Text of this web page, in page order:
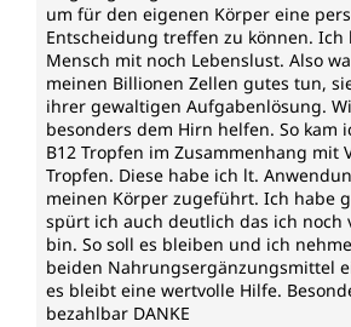
Vitamin B12
(Cobalamin) trägt bei zur/zum
normalen
normalen Funktion des
normalen Homocystein-
normalen psychischen
normalen Bildung roter
normalen Funktion des
Verringerung von
Funktion bei der Zellteilung
um für den eigenen Körper eine
Entscheidung treffen zu können.
Mensch mit noch Lebenslust. Also
meinen Billionen Zellen gutes tun,
ihrer gewaltigen Aufgabenlösung.
besonders dem Hirn helfen. So kam
B12 Tropfen im Zusammenhang mit
Tropfen. Diese habe ich lt.
meinen Körper zugeführt. Ich habe
spürt ich auch deutlich das ich noch
bin. So soll es bleiben und ich
beiden Nahrungsergänzungsmittel
es bleibt eine wertvolle Hilfe.
bezahlbar DANKE